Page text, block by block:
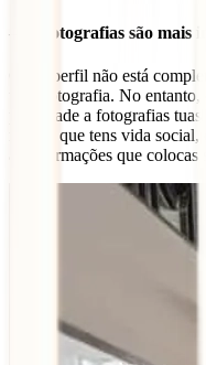
– As fotografias são mais
O teu perfil não está
uma fotografia. No
prioridade a fotografias
mostra que tens vida
as informações que